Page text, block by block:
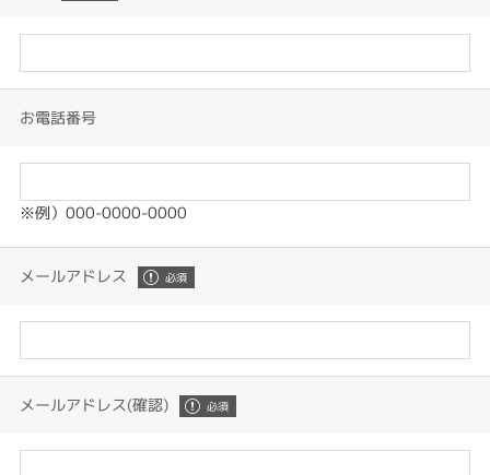
お電話番号
※例）000-0000-0000
メールアドレス
メールアドレス(確認)